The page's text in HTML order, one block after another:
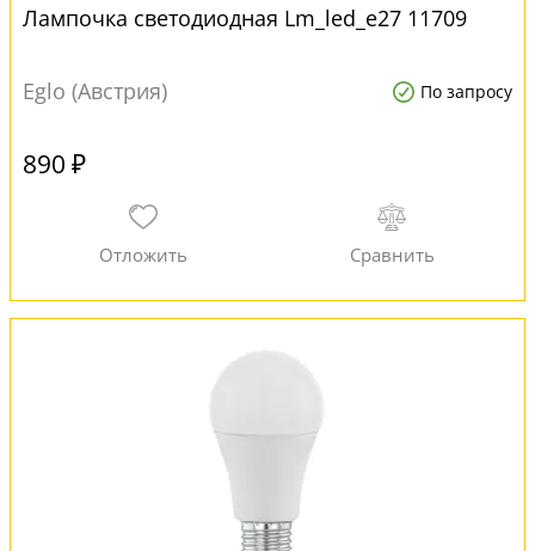
Лампочка светодиодная Lm_led_e27 11709
Eglo (Австрия) По запросу
890 ₽